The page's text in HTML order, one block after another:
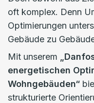
oft komplex. Denn
Optimierungen
Gebäude zu
Mit unserem
energetischen
Wohngebäuden“
strukturierte